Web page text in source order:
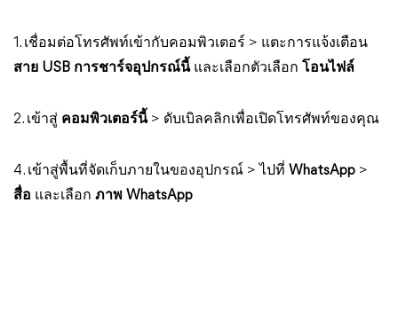
1. เชื่อมต่อโทรศัพท์เข้ากับคอมพิวเตอร์ > แตะการแจ้งเตือน
สาย USB การชาร์จอุปกรณ์นี้และเลือกตัวเลือก โอนไฟล์
2. เข้าสู่ คอมพิวเตอร์นี้ > ดับเบิลคลิกเพื่อเปิดโทรศัพท์ของคุณ
4. เข้าสู่พื้นที่จัดเก็บภายในของอุปกรณ์ > ไปที่ WhatsApp >
สื่อ และเลือก ภาพ WhatsApp